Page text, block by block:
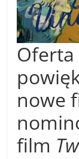
Oferta
nowe
film